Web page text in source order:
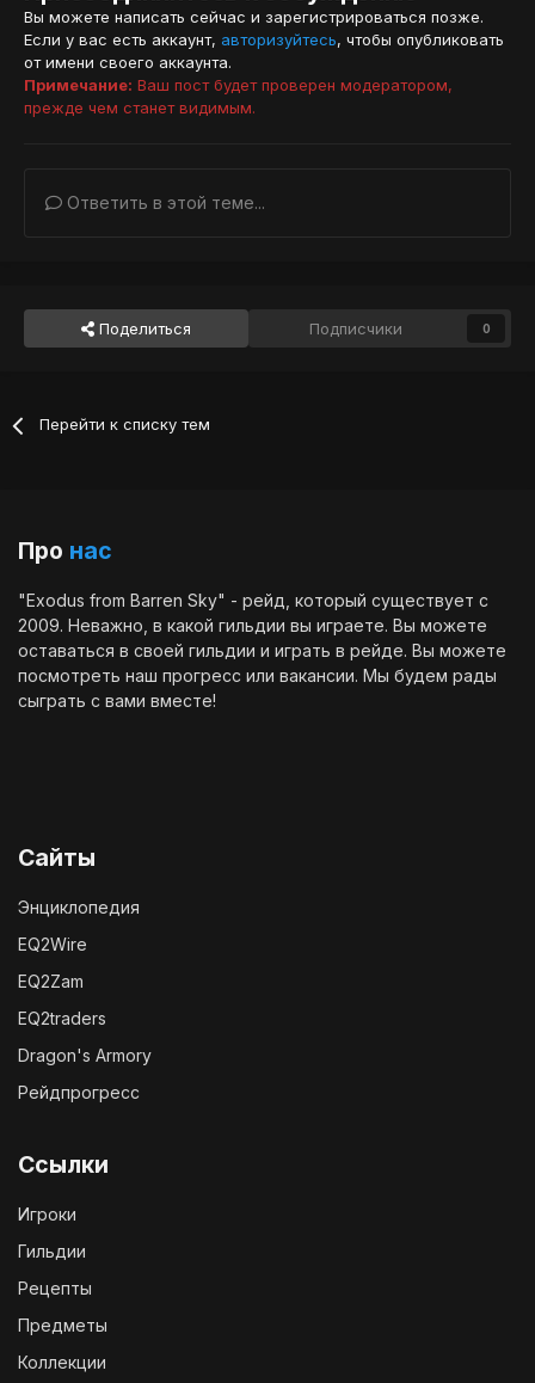
Вы можете написать сейчас и зарегистрироваться позже.
Если у вас есть аккаунт, авторизуйтесь, чтобы опубликовать
от имени своего аккаунта.
Примечание: Ваш пост будет проверен модератором,
прежде чем станет видимым.
Ответить в этой теме...
Поделиться Подписчики 0
Перейти к списку тем
Про нас
"Exodus from Barren Sky" - рейд, который существует с
2009. Неважно, в какой гильдии вы играете. Вы можете
оставаться в своей гильдии и играть в рейде. Вы можете
посмотреть наш прогресс или вакансии. Мы будем рады
сыграть с вами вместе!
Сайты
Энциклопедия
EQ2Wire
EQ2Zam
EQ2traders
Dragon's Armory
Рейдпрогресс
Ссылки
Игроки
Гильдии
Рецепты
Предметы
Коллекции